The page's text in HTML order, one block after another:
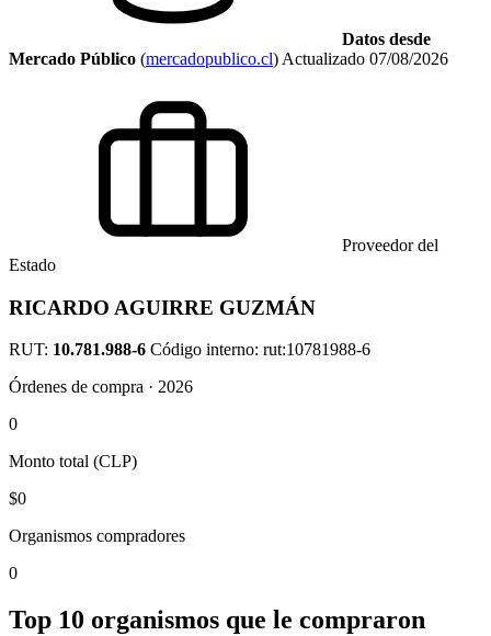
Datos desde
Mercado Público (mercadopublico.cl) Actualizado 07/08/2026
Proveedor del
Estado
RICARDO AGUIRRE GUZMÁN
RUT: 10.781.988-6 Código interno: rut:10781988-6
Órdenes de compra · 2026
0
Monto total (CLP)
$0
Organismos compradores
0
Top 10 organismos que le compraron